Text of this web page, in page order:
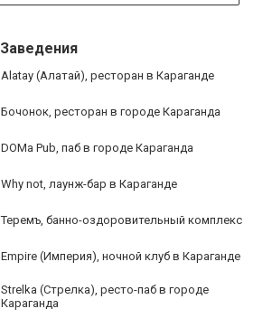
Заведения
Alatay (Алатай), ресторан в Караганде
Бочонок, ресторан в городе Караганда
DOMa Pub, паб в городе Караганда
Why not, лаунж-бар в Караганде
Теремъ, банно-оздоровительный комплекс
Empire (Империя), ночной клуб в Караганде
Strelka (Стрелка), ресто-паб в городе
Караганда